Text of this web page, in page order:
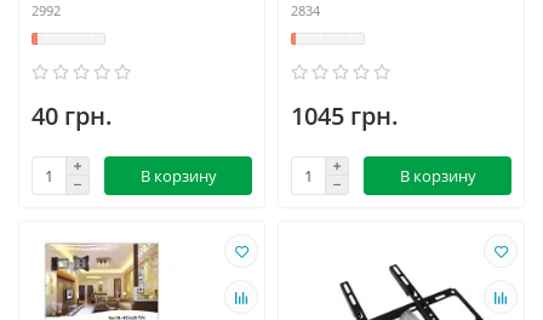
2992
40 грн.
В корзину
2834
1045 грн.
В корзину